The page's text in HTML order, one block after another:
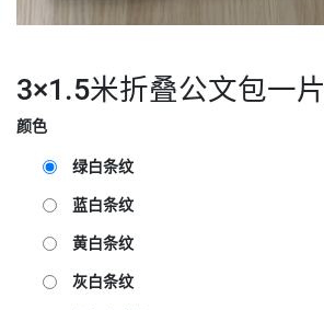
3×1.5米折叠公文包一
颜色
绿白条纹
蓝白条纹
黄白条纹
灰白条纹